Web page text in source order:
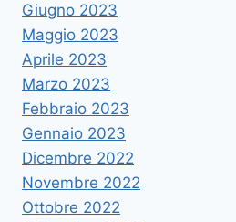
Giugno 2023
Maggio 2023
Aprile 2023
Marzo 2023
Febbraio 2023
Gennaio 2023
Dicembre 2022
Novembre 2022
Ottobre 2022